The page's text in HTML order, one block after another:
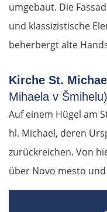
umgebaut. Die
und klassizistische
beherbergt alte
Kirche St.
Mihaela v Šmihelu)
Auf einem Hügel am
hl. Michael, deren
zurückreichen. Von
über Novo mesto